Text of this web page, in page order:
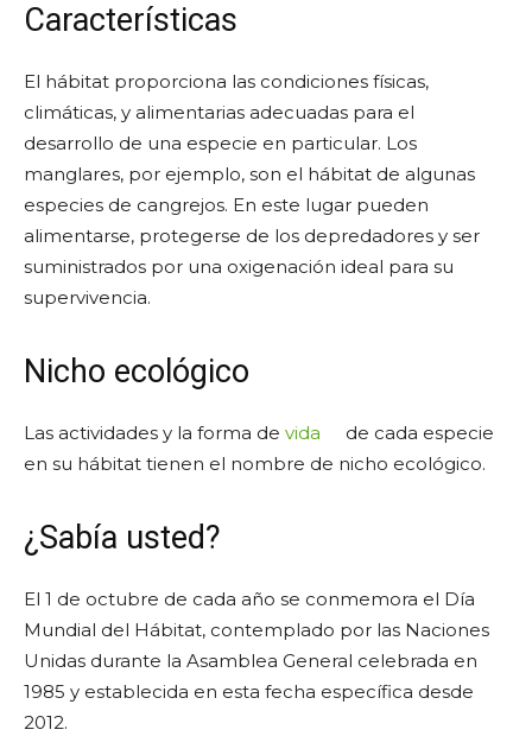
Características
El hábitat proporciona las condiciones físicas,
climáticas, y alimentarias adecuadas para el
desarrollo de una especie en particular. Los
manglares, por ejemplo, son el hábitat de algunas
especies de cangrejos. En este lugar pueden
alimentarse, protegerse de los depredadores y ser
suministrados por una oxigenación ideal para su
supervivencia.
Nicho ecológico
Las actividades y la forma de vida
de cada especie
en su hábitat tienen el nombre de nicho ecológico.
¿Sabía usted?
El 1 de octubre de cada año se conmemora el Día
Mundial del Hábitat, contemplado por las Naciones
Unidas durante la Asamblea General celebrada en
1985 y establecida en esta fecha específica desde
2012.